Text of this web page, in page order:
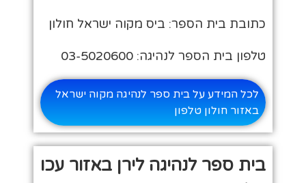
כתובת בית הספר: ביס מקוה ישראל חולון
טלפון בית הספר לנהיגה: 03-5020600
לכל המידע על בית ספר לנהיגה מקוה ישראל
באזור חולון טלפון
בית ספר לנהיגה לירן באזור עכו